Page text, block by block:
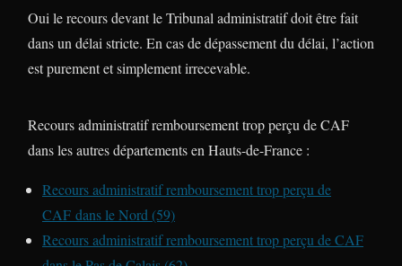
Oui le recours devant le Tribunal administratif doit être fait
dans un délai stricte. En cas de dépassement du délai, l’action
est purement et simplement irrecevable.
Recours administratif remboursement trop perçu de CAF
dans les autres départements en Hauts-de-France :
Recours administratif remboursement trop perçu de
CAF dans le Nord (59)
Recours administratif remboursement trop perçu de CAF